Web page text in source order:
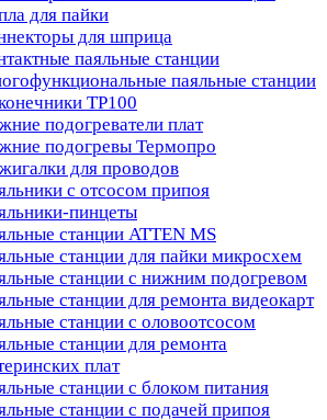
для пайки
для шприца
паяльные станции
паяльные станции
TP100
подогреватели плат
подогревы Термопро
для проводов
с отсосом припоя
пинцеты
станции ATTEN MS
станции для пайки микросхем
станции с нижним подогревом
станции для ремонта видеокарт
станции с оловоотсосом
станции для ремонта
плат
станции с блоком питания
станции с подачей припоя